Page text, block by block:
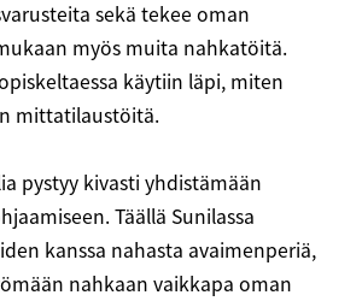
sekä tekee oman
myös muita nahkatöitä.
käytiin läpi, miten
mittatilaustöitä.
pystyy kivasti yhdistämään
Täällä Sunilassa
kanssa nahasta avaimenperiä,
nahkaan vaikkapa oman